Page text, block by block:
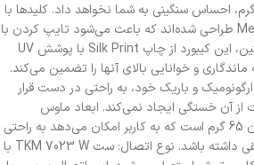
است و با وزن 553 گرم، احساس سنگینی به شما نخواهد داد. کلیدها با
استفاده از تکنولوژی Membrane طراحی شده‌اند که باعث می‌شود تایپ کردن با
آنها نرم و بی‌صدا باشد. همچنین، این کیبورد از چاپ Silk Print با پوشش UV
و خوانایی بالای آنها را تضمین می‌کند.
و باریک خود، به راحتی در دست قرار
از آن خستگی ایجاد نمی‌کند. ابعاد ماوس
105*63*36 میلی‌متر و وزن آن 65 گرم است که به کاربر امکان می‌دهد به راحتی
آن را حرکت دهد و کنترل دقیقی داشته باشد. نوع اتصال: ست TKM 7023 W با